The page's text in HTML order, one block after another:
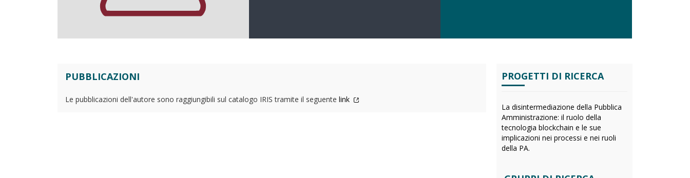
PUBBLICAZIONI
Le pubblicazioni dell'autore sono raggiungibili sul catalogo IRIS tramite il seguente link
PROGETTI DI RICERCA
La disintermediazione della Pubblica
Amministrazione: il ruolo della
tecnologia blockchain e le sue
implicazioni nei processi e nei ruoli
della PA.